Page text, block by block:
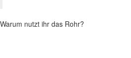
Warum nutzt ihr das Rohr?